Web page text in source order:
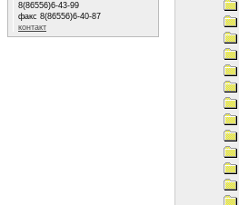
8(86556)6-43-99
факс 8(86556)6-40-87
контакт